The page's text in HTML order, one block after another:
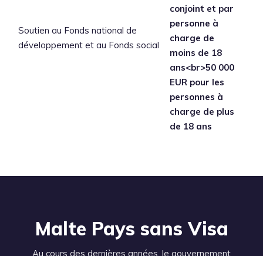
Soutien au Fonds national de
développement et au Fonds social
conjoint et par
personne à
charge de
moins de 18
ans<br>50 000
EUR pour les
personnes à
charge de plus
de 18 ans
Malte Pays sans Visa
Au cours des dernières années, le gouvernement